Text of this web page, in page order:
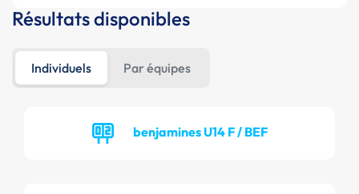
Résultats disponibles
Individuels Par équipes
benjamines U14 F / BEF